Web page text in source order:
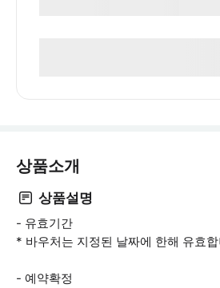
상품소개
상품설명
- 유효기간
* 바우처는 지정된 날짜에 한해 유효
- 예약확정